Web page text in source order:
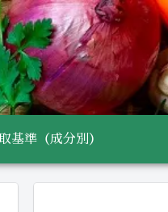
基準（成分別）